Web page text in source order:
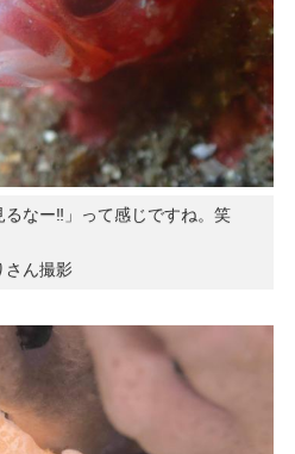
なー‼︎」って感じですね。笑
ん撮影